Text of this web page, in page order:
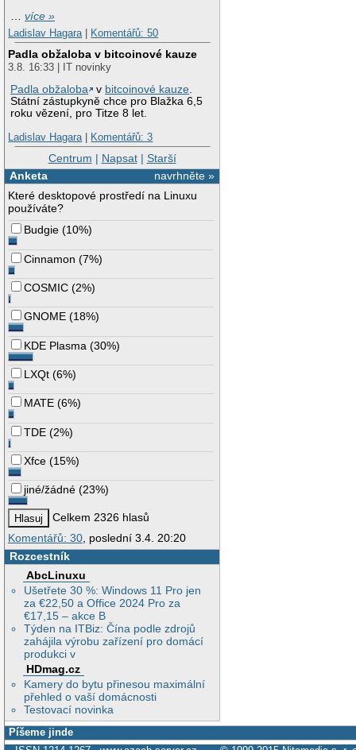
…více »
Ladislav Hagara| Komentářů: 50
Padla obžaloba v bitcoinové kauze
3.8. 16:33 | IT novinky
Padla obžaloba
v bitcoinové kauze.
Státní zástupkyně chce pro Blažka 6,5
roku vězení, pro Titze 8 let.
Ladislav Hagara| Komentářů: 3
Centrum | Napsat| Starší
navrhněte »
Anketa
Které desktopové prostředí na Linuxu
používáte?
Budgie (10%)
Cinnamon (7%)
COSMIC (2%)
GNOME (18%)
KDE Plasma (30%)
LXQt (6%)
MATE (6%)
TDE (2%)
Xfce (15%)
jiné/žádné (23%)
Celkem 2326 hlasů
Komentářů: 30 , poslední 3.4. 20:20
Rozcestník
AbcLinuxu
Ušetřete 30 %: Windows 11 Pro jen
za €22,50 a Office 2024 Pro za
€17,15 – akce B
Týden na ITBiz: Čína podle zdrojů
zahájila výrobu zařízení pro domácí
produkci v
HDmag.cz
Kamery do bytu přinesou maximální
přehled o vaší domácnosti
Testovací novinka
Píšeme jinde